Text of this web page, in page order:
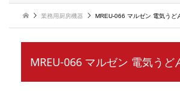
業務用厨房機器 MREU-066 マルゼン 電気うど
MREU-066 マルゼン 電気うど